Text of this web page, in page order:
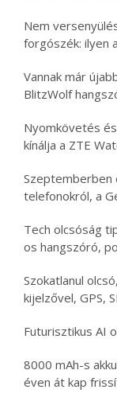
Nem
forgószék: ilyen
Vannak már
BlitzWolf
Nyomkövetés
kínálja a ZTE
Szeptemberben
telefonokról, a
Tech olcsóság
os hangszóró,
Szokatlanul
kijelzővel, GPS,
Futurisztikus AI
8000 mAh-s
éven át kap